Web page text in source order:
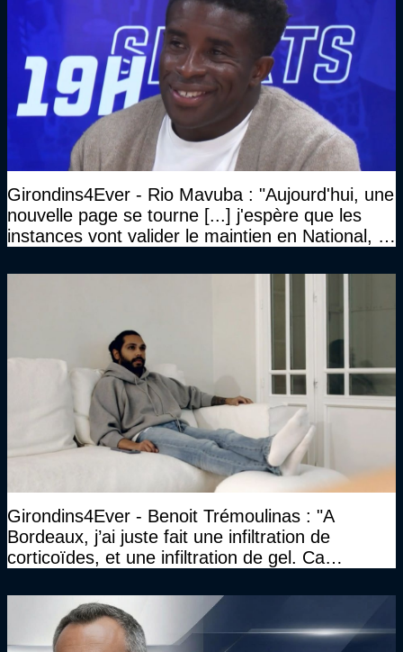
Girondins4Ever - Rio Mavuba : "Aujourd'hui, une
nouvelle page se tourne [...] j'espère que les
instances vont valider le maintien en National, et
haut niveau"
Girondins4Ever - Benoit Trémoulinas : "A
Bordeaux, j’ai juste fait une infiltration de
corticoïdes, et une infiltration de gel. Ca